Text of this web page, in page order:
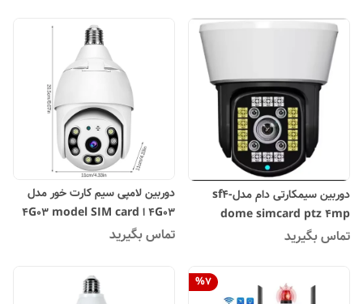
دوربین سیمکارتی دام مدلsf4-
dome simcard ptz 4mp
تماس بگیرید
دوربین لامپی سیم کارت خور مدل
4G03 ا 4G03 model SIM card
lamp camera
تماس بگیرید
%7